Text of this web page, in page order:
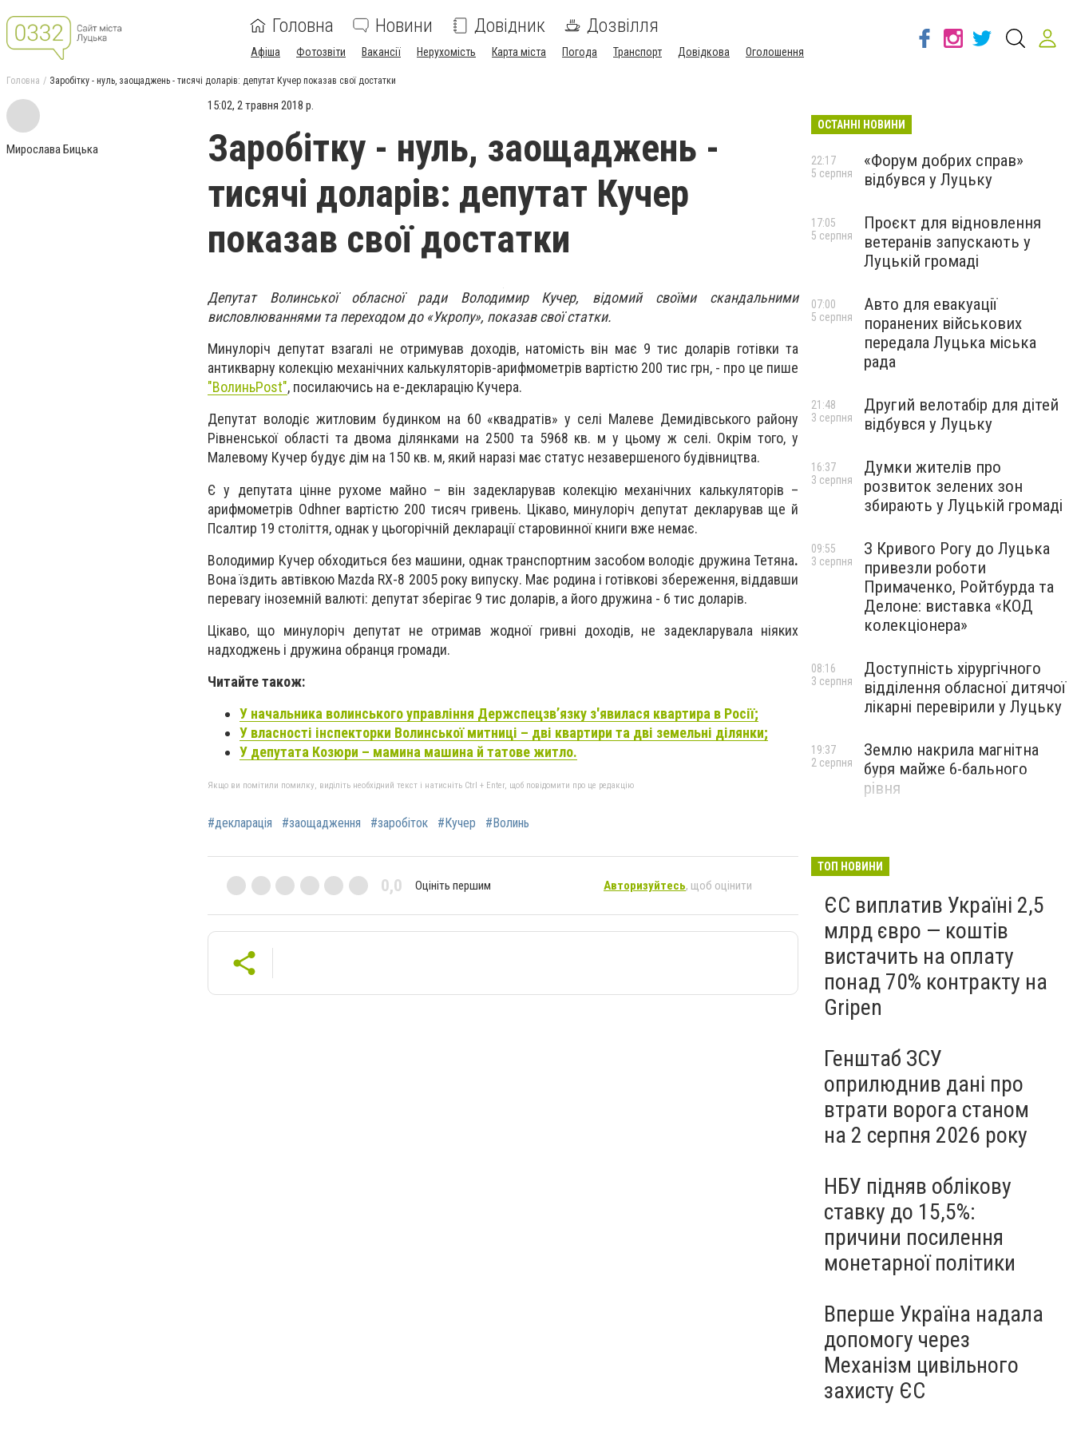
Головна Новини Довідник Дозвілля
Афіша Фотозвіти Вакансії Нерухомість Карта міста Погода Транспорт Довідкова Оголошення
Головна Заробітку - нуль, заощаджень - тисячі доларів: депутат Кучер показав свої достатки
Мирослава Бицька
15:02, 2 травня 2018 р.
Заробітку - нуль, заощаджень -
тисячі доларів: депутат Кучер
показав свої достатки
Депутат Волинської обласної ради Володимир Кучер, відомий своїми скандальними
висловлюваннями та переходом до «Укропу», показав свої статки.
Минулоріч депутат взагалі не отримував доходів, натомість він має 9 тис доларів готівки та
антикварну колекцію механічних калькуляторів-арифмометрів вартістю 200 тис грн, - про це пише
"ВолиньPost", посилаючись на е-декларацію Кучера.
Депутат володіє житловим будинком на 60 «квадратів» у селі Малеве Демидівського району
Рівненської області та двома ділянками на 2500 та 5968 кв. м у цьому ж селі. Окрім того, у
Малевому Кучер будує дім на 150 кв. м, який наразі має статус незавершеного будівництва.
Є у депутата цінне рухоме майно – він задекларував колекцію механічних калькуляторів –
арифмометрів Odhner вартістю 200 тисяч гривень. Цікаво, минулоріч депутат декларував ще й
Псалтир 19 століття, однак у цьогорічній декларації старовинної книги вже немає.
Володимир Кучер обходиться без машини, однак транспортним засобом володіє дружина Тетяна.
Вона їздить автівкою Mazda RX-8 2005 року випуску. Має родина і готівкові збереження, віддавши
перевагу іноземній валюті: депутат зберігає 9 тис доларів, а його дружина - 6 тис доларів.
Цікаво, що минулоріч депутат не отримав жодної гривні доходів, не задекларувала ніяких
надходжень і дружина обранця громади.
Читайте також:
У начальника волинського управління Держспецзв’язку з'явилася квартира в Росії;
У власності інспекторки Волинської митниці – дві квартири та дві земельні ділянки;
У депутата Козюри – мамина машина й татове житло.
Якщо ви помітили помилку, виділіть необхідний текст і натисніть Ctrl + Enter, щоб повідомити про це редакцію
#декларація #заощадження #заробіток #Кучер #Волинь
0,0 Оцініть першим Авторизуйтесь, щоб оцінити
ОСТАННІ НОВИНИ
«Форум добрих справ»
відбувся у Луцьку
22:17
5 серпня
Проєкт для відновлення
ветеранів запускають у
Луцькій громаді
17:05
5 серпня
Авто для евакуації
поранених військових
передала Луцька міська
рада
07:00
5 серпня
Другий велотабір для дітей
відбувся у Луцьку
21:48
3 серпня
Думки жителів про
розвиток зелених зон
збирають у Луцькій громаді
16:37
3 серпня
З Кривого Рогу до Луцька
привезли роботи
Примаченко, Ройтбурда та
Делоне: виставка «КОД
колекціонера»
09:55
3 серпня
Доступність хірургічного
відділення обласної дитячої
лікарні перевірили у Луцьку
08:16
3 серпня
Землю накрила магнітна
буря майже 6-бального
рівня
19:37
2 серпня
ТОП НОВИНИ
ЄС виплатив Україні 2,5
млрд євро — коштів
вистачить на оплату
понад 70% контракту на
Gripen
Генштаб ЗСУ
оприлюднив дані про
втрати ворога станом
на 2 серпня 2026 року
НБУ підняв облікову
ставку до 15,5%:
причини посилення
монетарної політики
Вперше Україна надала
допомогу через
Механізм цивільного
захисту ЄС